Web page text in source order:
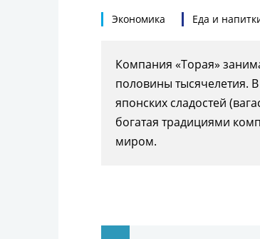
Экономика Еда и
Компания «Торая»
половины тысячелетия.
японских сладостей
богатая традициями
миром.